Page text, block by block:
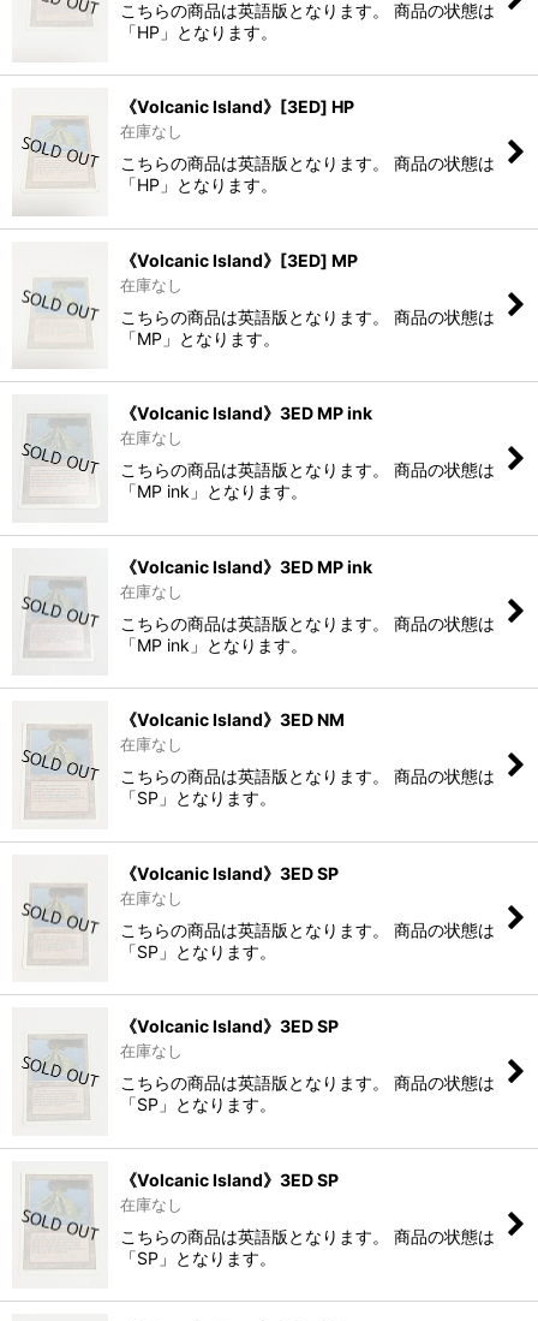
こちらの商品は英語版となります。 商品の状態は
「HP」となります。
《Volcanic Island》[3ED] HP
在庫なし
こちらの商品は英語版となります。 商品の状態は
「HP」となります。
《Volcanic Island》[3ED] MP
在庫なし
こちらの商品は英語版となります。 商品の状態は
「MP」となります。
《Volcanic Island》3ED MP ink
在庫なし
こちらの商品は英語版となります。 商品の状態は
「MP ink」となります。
《Volcanic Island》3ED MP ink
在庫なし
こちらの商品は英語版となります。 商品の状態は
「MP ink」となります。
《Volcanic Island》3ED NM
在庫なし
こちらの商品は英語版となります。 商品の状態は
「SP」となります。
《Volcanic Island》3ED SP
在庫なし
こちらの商品は英語版となります。 商品の状態は
「SP」となります。
《Volcanic Island》3ED SP
在庫なし
こちらの商品は英語版となります。 商品の状態は
「SP」となります。
《Volcanic Island》3ED SP
在庫なし
こちらの商品は英語版となります。 商品の状態は
「SP」となります。